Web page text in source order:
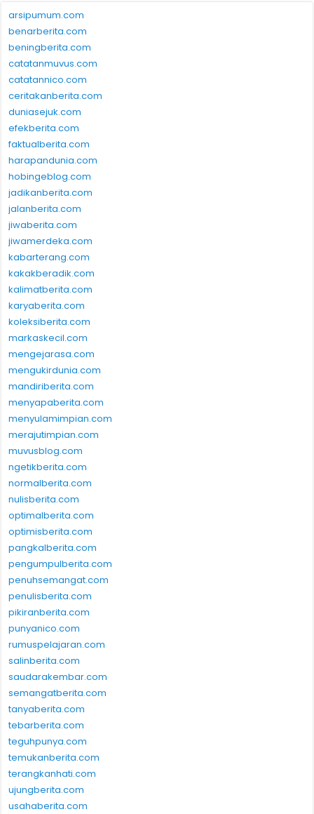
arsipumum.com
benarberita.com
beningberita.com
catatanmuvus.com
catatannico.com
ceritakanberita.com
duniasejuk.com
efekberita.com
faktualberita.com
harapandunia.com
hobingeblog.com
jadikanberita.com
jalanberita.com
jiwaberita.com
jiwamerdeka.com
kabarterang.com
kakakberadik.com
kalimatberita.com
karyaberita.com
koleksiberita.com
markaskecil.com
mengejarasa.com
mengukirdunia.com
mandiriberita.com
menyapaberita.com
menyulamimpian.com
merajutimpian.com
muvusblog.com
ngetikberita.com
normalberita.com
nulisberita.com
optimalberita.com
optimisberita.com
pangkalberita.com
pengumpulberita.com
penuhsemangat.com
penulisberita.com
pikiranberita.com
punyanico.com
rumuspelajaran.com
salinberita.com
saudarakembar.com
semangatberita.com
tanyaberita.com
tebarberita.com
teguhpunya.com
temukanberita.com
terangkanhati.com
ujungberita.com
usahaberita.com